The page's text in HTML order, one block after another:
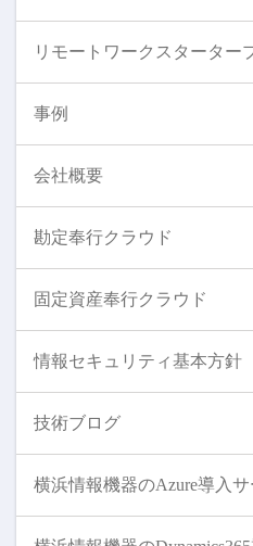
リモートワークスターター
事例
会社概要
勘定奉行クラウド
固定資産奉行クラウド
情報セキュリティ基本方針
技術ブログ
横浜情報機器のAzure導入サ